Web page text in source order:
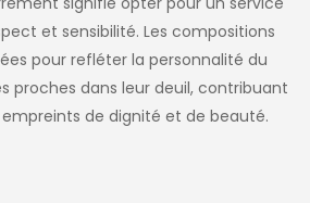
et sensibilité. Les compositions
pour refléter la personnalité du
proches dans leur deuil, contribuant
empreints de dignité et de beauté.